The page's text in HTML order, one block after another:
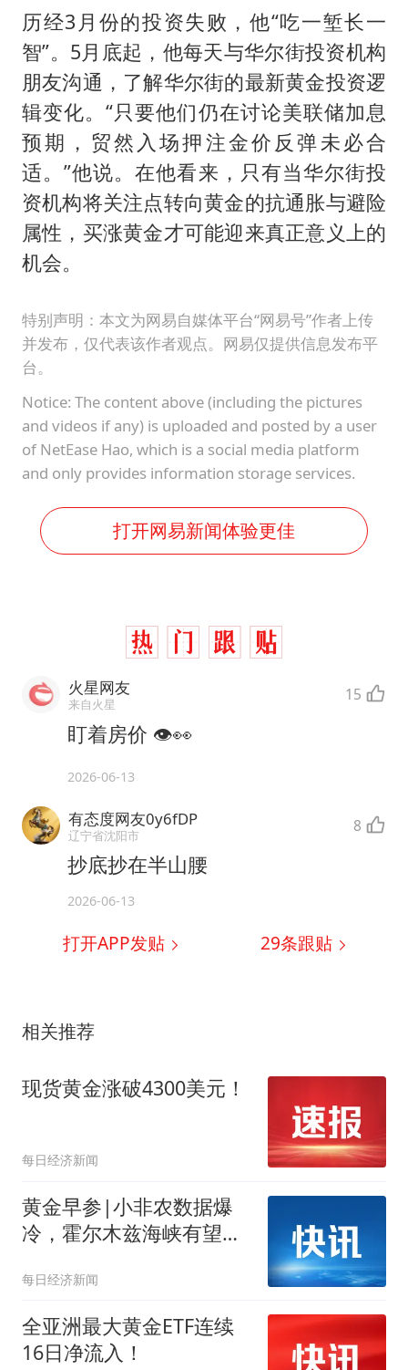
历经3月份的投资失败，他“吃一堑长一
智”。5月底起，他每天与华尔街投资机构
朋友沟通，了解华尔街的最新黄金投资逻
辑变化。“只要他们仍在讨论美联储加息
预期，贸然入场押注金价反弹未必合
适。”他说。在他看来，只有当华尔街投
资机构将关注点转向黄金的抗通胀与避险
属性，买涨黄金才可能迎来真正意义上的
机会。
特别声明：本文为网易自媒体平台“网易号”作者上传
并发布，仅代表该作者观点。网易仅提供信息发布平
台。
Notice: The content above (including the pictures
and videos if any) is uploaded and posted by a user
of NetEase Hao, which is a social media platform
and only provides information storage services.
打开网易新闻体验更佳
火星网友
来自火星 15
盯着房价 👁👀
2026-06-13
有态度网友0y6fDP
辽宁省沈阳市 8
抄底抄在半山腰
2026-06-13
打开APP发贴 29条跟贴
相关推荐
现货黄金涨破4300美元！
每日经济新闻
黄金早参|小非农数据爆
冷，霍尔木兹海峡有望重
元
每日经济新闻
全亚洲最大黄金ETF连续
16日净流入！